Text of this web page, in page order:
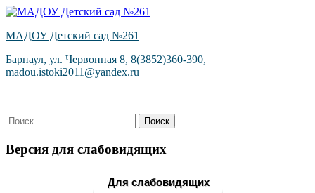
Skip
content
МАДОУ Детский сад №261
Барнаул, ул. Червонная 8, 8(3852)360-390,
madou.istoki2011@yandex.ru
Найти:
Версия для слабовидящих
Для слабовидящих